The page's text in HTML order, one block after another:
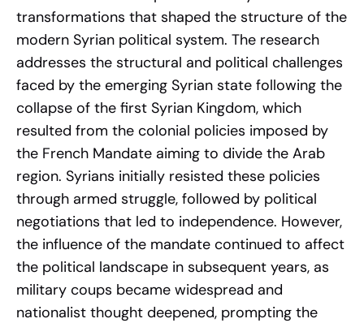
transformations that shaped the structure of the
modern Syrian political system. The research
addresses the structural and political challenges
faced by the emerging Syrian state following the
collapse of the first Syrian Kingdom, which
resulted from the colonial policies imposed by
the French Mandate aiming to divide the Arab
region. Syrians initially resisted these policies
through armed struggle, followed by political
negotiations that led to independence. However,
the influence of the mandate continued to affect
the political landscape in subsequent years, as
military coups became widespread and
nationalist thought deepened, prompting the